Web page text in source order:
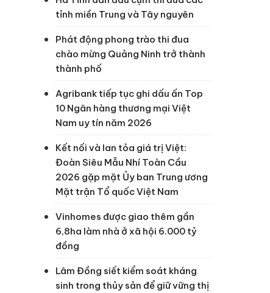
tỉnh miền Trung và Tây nguyên
Phát động phong trào thi đua
chào mừng Quảng Ninh trở thành
thành phố
Agribank tiếp tục ghi dấu ấn Top
10 Ngân hàng thương mại Việt
Nam uy tín năm 2026
Kết nối và lan tỏa giá trị Việt:
Đoàn Siêu Mẫu Nhí Toàn Cầu
2026 gặp mặt Ủy ban Trung ương
Mặt trận Tổ quốc Việt Nam
Vinhomes được giao thêm gần
6,8ha làm nhà ở xã hội 6.000 tỷ
đồng
Lâm Đồng siết kiểm soát kháng
sinh trong thủy sản để giữ vững thị